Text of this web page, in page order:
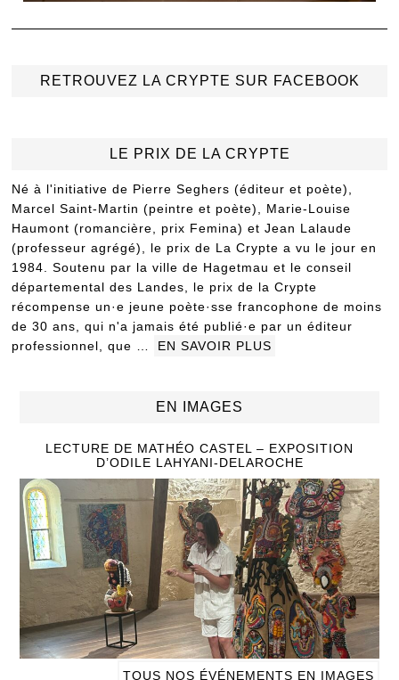
RETROUVEZ LA CRYPTE SUR FACEBOOK
LE PRIX DE LA CRYPTE
Né à l'initiative de Pierre Seghers (éditeur et poète),
Marcel Saint-Martin (peintre et poète), Marie-Louise
Haumont (romancière, prix Femina) et Jean Lalaude
(professeur agrégé), le prix de La Crypte a vu le jour en
1984. Soutenu par la ville de Hagetmau et le conseil
départemental des Landes, le prix de la Crypte
récompense un·e jeune poète·sse francophone de moins
de 30 ans, qui n'a jamais été publié·e par un éditeur
professionnel, que …
EN SAVOIR PLUS
EN IMAGES
LECTURE DE MATHÉO CASTEL – EXPOSITION
D’ODILE LAHYANI-DELAROCHE
TOUS NOS ÉVÉNEMENTS EN IMAGES